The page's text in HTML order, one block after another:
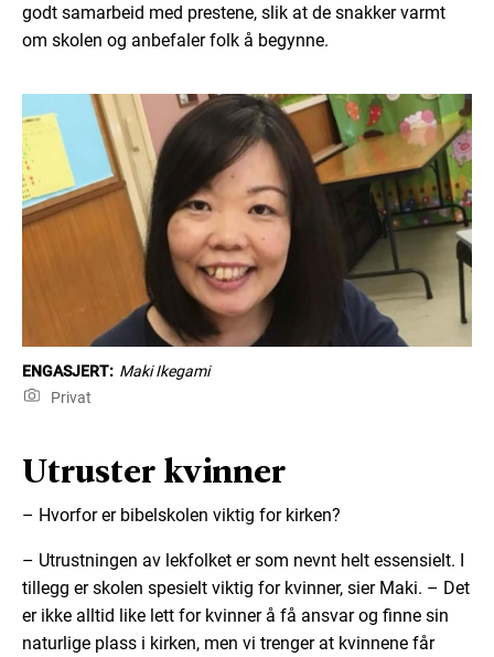
godt samarbeid med prestene, slik at de snakker varmt
om skolen og anbefaler folk å begynne.
ENGASJERT: Maki Ikegami
Privat
Utruster kvinner
– Hvorfor er bibelskolen viktig for kirken?
– Utrustningen av lekfolket er som nevnt helt essensielt. I
tillegg er skolen spesielt viktig for kvinner, sier Maki. – Det
er ikke alltid like lett for kvinner å få ansvar og finne sin
naturlige plass i kirken, men vi trenger at kvinnene får